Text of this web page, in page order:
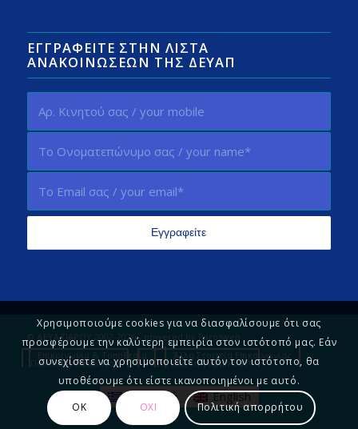
ΕΓΓΡΑΦΕΊΤΕ ΣΤΗΝ ΛΊΣΤΑ
ΑΝΑΚΟΙΝΏΣΕΩΝ ΤΗΣ ΔΕΥΑΠ
© ΔΕΥΑ ΠΑΡΟΥ 2002-2026 - powered by Parosweb
Επικοινωνία & Τοποθεσία
Άλλα Στοιχεία Επικοινωνίας
Πολιτική Απορρήτου Πείτε μας τη γνώμη σας!
Χρησιμοποιούμε cookies για να διασφαλίσουμε ότι σας
προσφέρουμε την καλύτερη εμπειρία στον ιστότοπό μας. Εάν
συνεχίσετε να χρησιμοποιείτε αυτόν τον ιστότοπο, θα
υποθέσουμε ότι είστε ικανοποιημένοι με αυτό.
ΟΚ
ΟΧΙ Πολιτική απορρήτου
Ελληνικά English